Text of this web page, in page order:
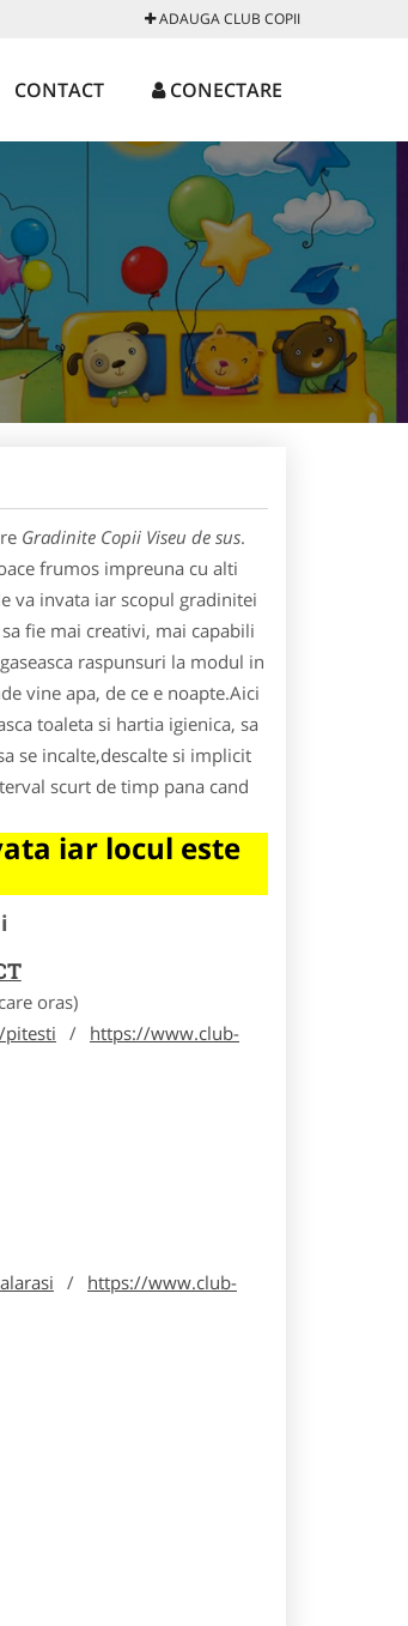
ADAUGA CLUB COPII
CONTACT CONECTARE
Gradinite Copii Viseu de sus.
frumos impreuna cu alti
va invata iar scopul gradinitei
fie mai creativi, mai capabili
raspunsuri la modul in
vine apa, de ce e noapte.Aici
toaleta si hartia igienica, sa
se incalte,descalte si implicit
scurt de timp pana cand
iar locul este
oras)
pitesti / https://www.club-
/ https://www.club-